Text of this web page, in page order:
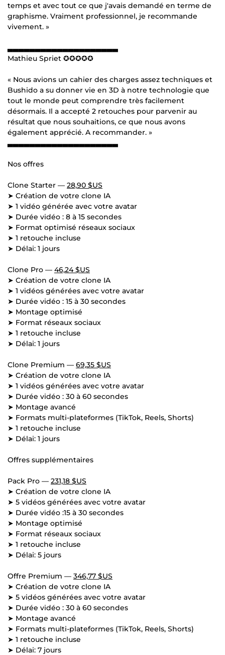
temps et avec tout ce que j'avais demandé en terme de
graphisme. Vraiment professionnel, je recommande
vivement. »
▃▃▃▃▃▃▃▃▃▃▃▃▃▃▃▃▃▃▃▃
Mathieu Spriet ✪✪✪✪✪
« Nous avions un cahier des charges assez techniques et
Bushido a su donner vie en 3D à notre technologie que
tout le monde peut comprendre très facilement
désormais. Il a accepté 2 retouches pour parvenir au
résultat que nous souhaitions, ce que nous avons
également apprécié. A recommander. »
▃▃▃▃▃▃▃▃▃▃▃▃▃▃▃▃▃▃▃▃
Nos offres
Clone Starter — 28,90 $US
➤ Création de votre clone IA
➤ 1 vidéo générée avec votre avatar
➤ Durée vidéo : 8 à 15 secondes
➤ Format optimisé réseaux sociaux
➤ 1 retouche incluse
➤ Délai: 1 jours
Clone Pro — 46,24 $US
➤ Création de votre clone IA
➤ 1 vidéos générées avec votre avatar
➤ Durée vidéo : 15 à 30 secondes
➤ Montage optimisé
➤ Format réseaux sociaux
➤ 1 retouche incluse
➤ Délai: 1 jours
Clone Premium — 69,35 $US
➤ Création de votre clone IA
➤ 1 vidéos générées avec votre avatar
➤ Durée vidéo : 30 à 60 secondes
➤ Montage avancé
➤ Formats multi-plateformes (TikTok, Reels, Shorts)
➤ 1 retouche incluse
➤ Délai: 1 jours
Offres supplémentaires
Pack Pro — 231,18 $US
➤ Création de votre clone IA
➤ 5 vidéos générées avec votre avatar
➤ Durée vidéo :15 à 30 secondes
➤ Montage optimisé
➤ Format réseaux sociaux
➤ 1 retouche incluse
➤ Délai: 5 jours
Offre Premium — 346,77 $US
➤ Création de votre clone IA
➤ 5 vidéos générées avec votre avatar
➤ Durée vidéo : 30 à 60 secondes
➤ Montage avancé
➤ Formats multi-plateformes (TikTok, Reels, Shorts)
➤ 1 retouche incluse
➤ Délai: 7 jours